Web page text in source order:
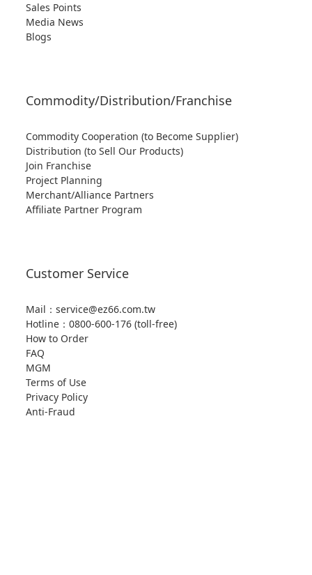
Sales Points
Media News
Blogs
Commodity/Distribution/Franchise
Commodity Cooperation (to Become Supplier)
Distribution (to Sell Our Products)
Join Franchise
Project Planning
Merchant/Alliance Partners
Affiliate Partner Program
Customer Service
Mail：service@ez66.com.tw
Hotline： 0800-600-176 (toll-free)
How to Order
FAQ
MGM
Terms of Use
Privacy Policy
Anti-Fraud